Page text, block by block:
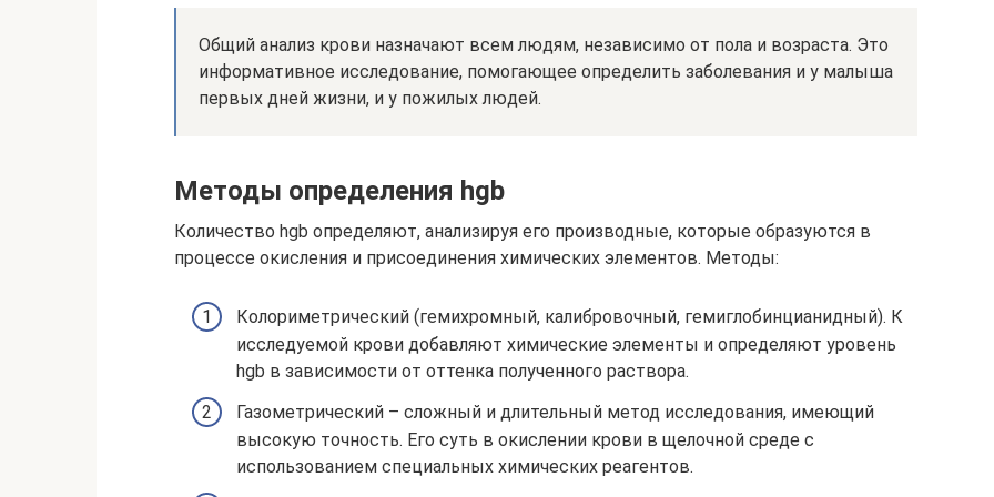
Общий анализ крови назначают всем людям, независимо от пола и возраста. Это
информативное исследование, помогающее определить заболевания и у малыша
первых дней жизни, и у пожилых людей.
Методы определения hgb
Количество hgb определяют, анализируя его производные, которые образуются в
процессе окисления и присоединения химических элементов. Методы:
Колориметрический (гемихромный, калибровочный, гемиглобинцианидный). К
исследуемой крови добавляют химические элементы и определяют уровень
hgb в зависимости от оттенка полученного раствора.
Газометрический – сложный и длительный метод исследования, имеющий
высокую точность. Его суть в окислении крови в щелочной среде с
использованием специальных химических реагентов.